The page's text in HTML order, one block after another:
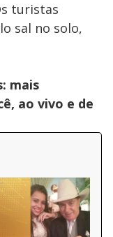
turistas
sal no solo,
mais
ao vivo e de